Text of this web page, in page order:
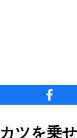
カツを乗